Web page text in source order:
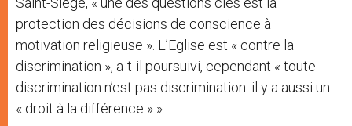
protection des décisions de conscience à
motivation religieuse ». L’Eglise est « contre la
discrimination », a-t-il poursuivi, cependant « toute
discrimination n’est pas discrimination: il y a aussi un
« droit à la différence » ».